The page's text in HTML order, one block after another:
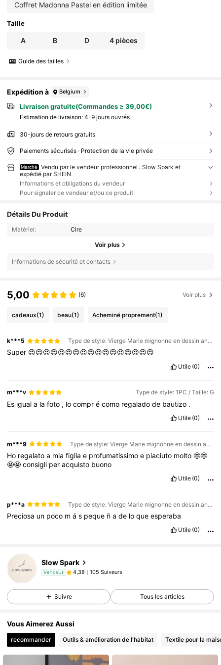
ion d'autel, baptême/confirmation, cadeau pour
maman, petite amie, épouse
Coffret Madonna Pastel en édition limitée
Taille
A B D 4 pièces
Guide des tailles
Expédition à Belgium
Livraison gratuite(Commandes ≥ 39,00€)
Estimation de livraison: 4-9 jours ouvrés
30-jours de retours gratuits
Paiements sécurisés · Protection de la vie privée
Marché
Vendu par le vendeur professionnel : Slow Spark et
expédié par SHEIN
Informations et obligations du vendeur
Pour signaler ce vendeur et/ou ce produit
Détails Du Produit
Matériel: Cire
Voir plus
Informations de sécurité et contacts
5,00 (6) Voir plus
cadeaux(1) beau(1) Acheminé proprement(1)
k***5 Type de style: Vierge Marie mignonne en dessin animé / Taille: B
Super 😍😍😍😍😍😍😍😍😍😍😍😍😍😍😍😍😍
Utile (0)
m***v Type de style: 1PC / Taille: G
Es iguala lafoto , locomprécomo regaladode bautizo .
Utile (0)
m***9 Type de style: Vierge Marie mignonne en dessin animé / Taille: C
Ho regalatoa miafigliae profumatissimoe piaciuto molto🤩🤩
🤩🤩consigli peracquisto buono
Utile (0)
p***a Type de style: Vierge Marie mignonne en dessin animé / Taille: C
Preciosa un poco más peque ñade loqueesperaba
Utile (0)
Slow Spark
Vendeur 4,38 105 Suiveurs
Suivre Tous les articles
Vous Aimerez Aussi
recommander Outils & amélioration de l'habitat Textile pour la